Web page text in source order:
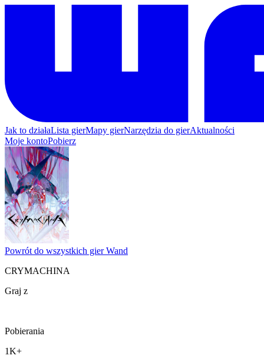
Jak to działaLista gierMapy gierNarzędzia do gierAktualności
Moje kontoPobierz
Powrót do wszystkich gier Wand
CRYMACHINA
Graj z
Pobierania
1K+